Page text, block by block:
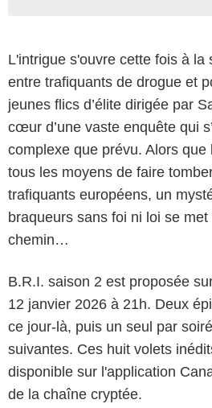
L'intrigue s'ouvre cette fois à la
entre trafiquants de drogue et
jeunes flics d’élite dirigée par
cœur d’une vaste enquête qui
complexe que prévu. Alors
tous les moyens de faire
trafiquants européens, un
braqueurs sans foi ni loi se
chemin…
B.R.I. saison 2 est proposée
12 janvier 2026 à 21h. Deux
ce jour-là, puis un seul par
suivantes. Ces huit volets
disponible sur l'application
de la chaîne cryptée.